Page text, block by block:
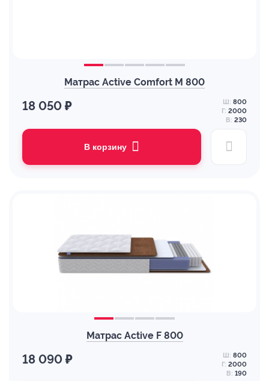
Матрас Active Comfort M 800
18 050 ₽ Ш: 800
Г: 2000
В: 230
В корзину
Матрас Active F 800
18 090 ₽ Ш: 800
Г: 2000
В: 190